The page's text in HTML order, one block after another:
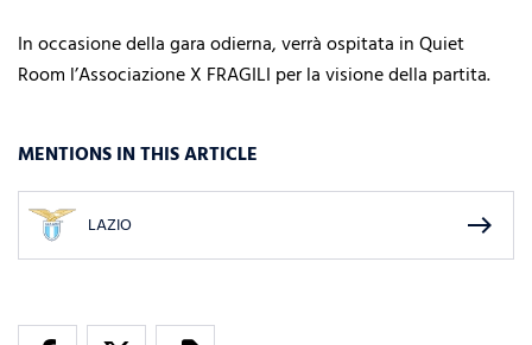
In occasione della gara odierna, verrà ospitata in Quiet
Room l’Associazione X FRAGILI per la visione della partita.
MENTIONS IN THIS ARTICLE
LAZIO east